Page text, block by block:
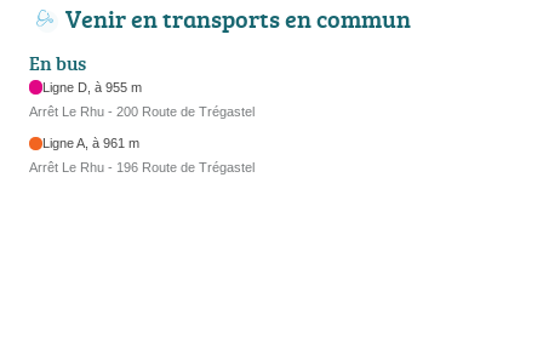
Venir en transports en commun
En bus
Ligne D, à 955 m
Arrêt Le Rhu - 200 Route de Trégastel
Ligne A, à 961 m
Arrêt Le Rhu - 196 Route de Trégastel